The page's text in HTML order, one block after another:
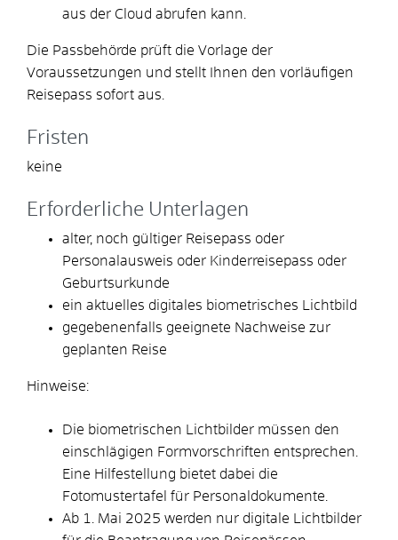
aus der Cloud abrufen kann.
Die Passbehörde prüft die Vorlage der
Voraussetzungen und stellt Ihnen den vorläufigen
Reisepass sofort aus
Fristen
keine
Erforderliche Unterlagen
alter, noch gültiger Reisepass oder
Personalausweis oder Kinderreisepass oder
Geburtsurkunde
ein aktuelles digitales biometrisches Lichtbild
gegebenenfalls geeignete Nachweise zur
geplanten Reise
Hinweise:
Die biometrischen Lichtbilder müssen den
einschlägigen Formvorschriften entsprechen.
Eine Hilfestellung bietet dabei die
Fotomustertafel für Personaldokumente.
Ab 1. Mai 2025 werden nur digitale Lichtbilder